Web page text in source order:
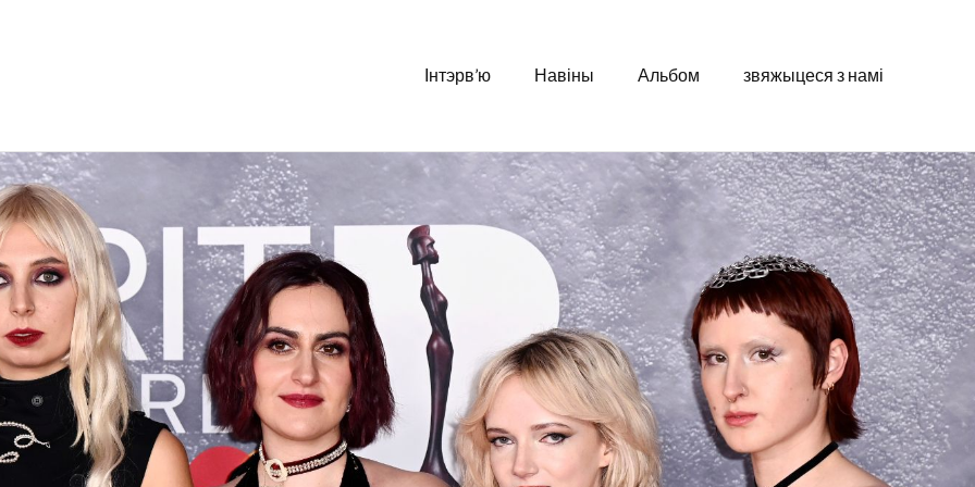
Інтэрв’ю Навіны Альбом звяжыцеся з намі